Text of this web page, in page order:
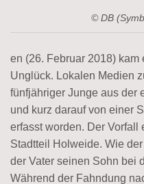
© DB
en (26. Februar 2018) kam
Unglück. Lokalen Medien
fünfjähriger Junge aus der
und kurz darauf von einer
erfasst worden. Der Vorfall
Stadtteil Holweide. Wie der
der Vater seinen Sohn bei
Während der Fahndung